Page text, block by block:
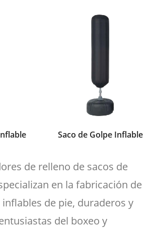
Saco de Golpe Inflable
de relleno de sacos de
en la fabricación de
de pie, duraderos y
del boxeo y